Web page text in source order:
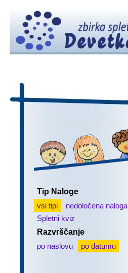
Tip Naloge
vsi tipi
nedoločena naloga
Spletni kviz
Razvrščanje
po naslovu
po datumu